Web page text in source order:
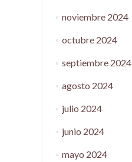
noviembre 2024
octubre 2024
septiembre 2024
agosto 2024
julio 2024
junio 2024
mayo 2024